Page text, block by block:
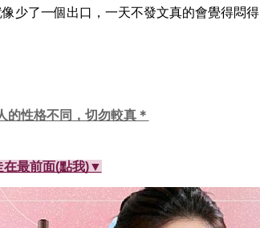
少了一個出口，一天不發文真的會覺得悶得
的性格不同，切勿較真＊
最前面(點我)▼